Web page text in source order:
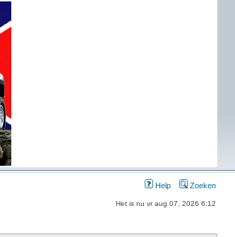
Help Zoeken
Het is nu vr aug 07, 2026 6:12